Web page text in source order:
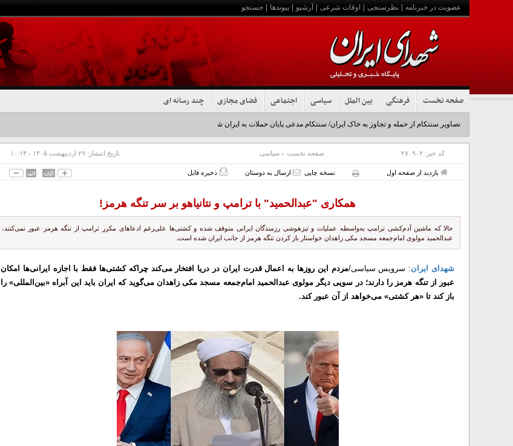
عضویت در خبرنامه نظرسنجی اوقات شرعی آرشیو پیوندها جستجو
صفحه نخست فرهنگی بین الملل سیاسی اجتماعی فضای مجازی چند رسانه ای
تصاویر سنتکام از حمله و تجاوز به خاک ایران/ سنتکام مدعی پایان حملات به ایران شد+فیلم
کد خبر: ۲۷۰۹۰۲ صفحه نخست »سیاسی تاریخ انتشار: ۲۹ ارديبهشت ۱۴۰۵ - ۱۰:۱۳
بازدید از صفحه اول نسخه چاپی ارسال به دوستان ذخیره فایل
همکاری "عبدالحمید" با ترامپ و نتانیاهو بر سر تنگه هرمز!
حالا که ماشین آدم‌کشی ترامپ به‌واسطه عملیات‌ و تیزهوشی رزمندگان ایرانی متوقف شده و کشتی‌ها علی‌رغم ادعاهای مکرر ترامپ از تنگه هرمز عبور نمی‌کنند،
عبدالحمید مولوی امام‌جمعه مسجد مکی زاهدان خواستار باز کردن تنگه هرمز از جانب ایران شده است.
شهدای ایران: سرویس سیاسی/مردم این روز‌ها به اعمال قدرت ایران در دریا افتخار می‌کند چراکه کشتی‌ها فقط با اجازه ایرانی‌ها امکان
عبور از تنگه هرمز را دارند؛ در سویی دیگر مولوی عبدالحمید امام‌جمعه مسجد مکی زاهدان می‌گوید که ایران باید این آبراه «بین‌المللی» را
باز کند تا «هر کشتی» می‌خواهد از آن عبور کند.